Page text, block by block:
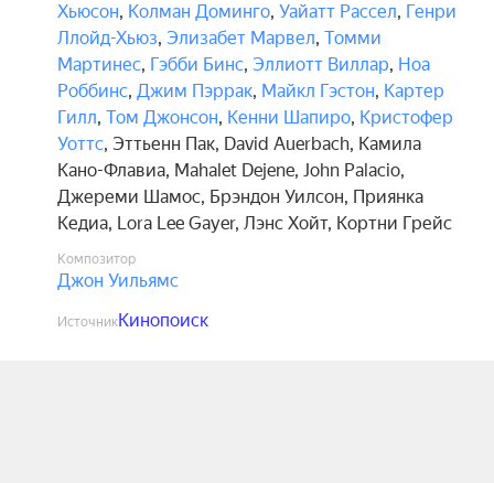
Хьюсон, Колман Доминго, Уайатт Рассел, Генри
Ллойд-Хьюз, Элизабет Марвел, Томми
Мартинес, Гэбби Бинс, Эллиотт Виллар, Ноа
Роббинс, Джим Пэррак, Майкл Гэстон, Картер
Гилл, Том Джонсон, Кенни Шапиро, Кристофер
Уоттс, Эттьенн Пак, David Auerbach, Камила
Кано-Флавиа, Mahalet Dejene, John Palacio,
Джереми Шамос, Брэндон Уилсон, Приянка
Кедиа, Lora Lee Gayer, Лэнс Хойт, Кортни Грейс
Композитор
Джон Уильямс
ИсточникКинопоиск